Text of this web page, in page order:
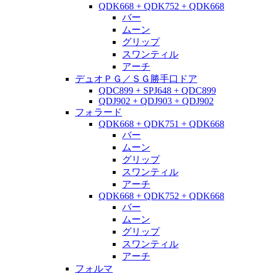
QDK668 + QDK752 + QDK668
バー
ムーン
グリップ
スワンティル
アーチ
デュオＰＧ／ＳＧ勝手口ドア
QDC899 + SPJ648 + QDC899
QDJ902 + QDJ903 + QDJ902
フォラード
QDK668 + QDK751 + QDK668
バー
ムーン
グリップ
スワンティル
アーチ
QDK668 + QDK752 + QDK668
バー
ムーン
グリップ
スワンティル
アーチ
フォルマ